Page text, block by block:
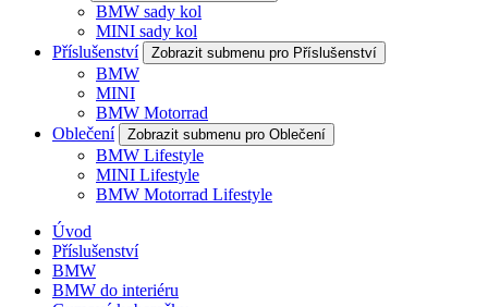
BMW sady kol
MINI sady kol
Příslušenství
Zobrazit submenu pro Příslušenství
BMW
MINI
BMW Motorrad
Oblečení
Zobrazit submenu pro Oblečení
BMW Lifestyle
MINI Lifestyle
BMW Motorrad Lifestyle
Úvod
Příslušenství
BMW
BMW do interiéru